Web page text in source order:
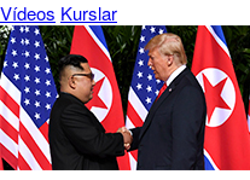
Vídeos Kurslar